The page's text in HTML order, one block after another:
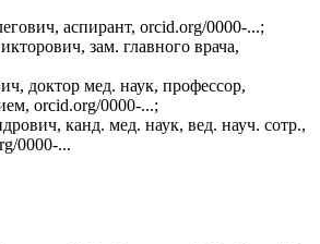
аспирант, orcid.org/0000-...;
зам. главного врача,
доктор мед. наук, профессор,
orcid.org/0000-...;
канд. мед. наук, вед. науч. сотр.,
0000-...